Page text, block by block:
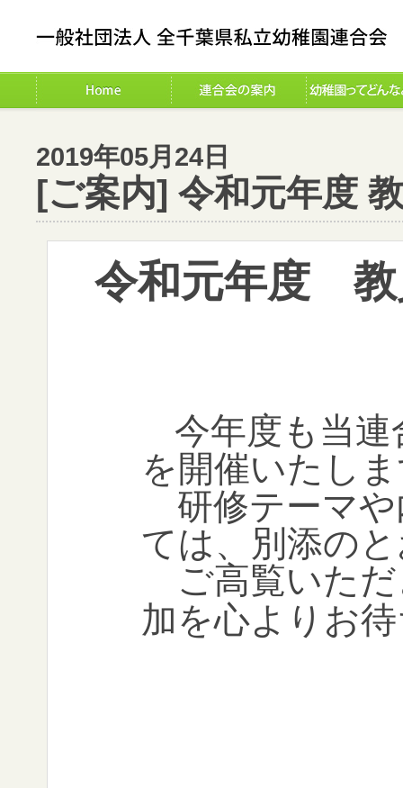
2019年05月24日
[ご案内] 令和元年度
令和元年度 教
今年度も当
を開催いたし
研修テーマや
ては、別添の
ご高覧いただ
加を心よりお